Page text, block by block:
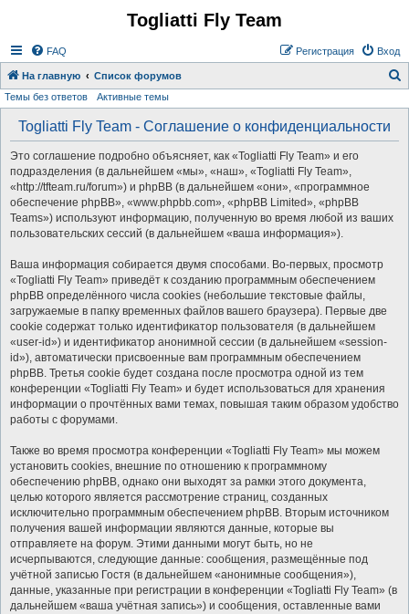
Togliatti Fly Team
FAQ Вход
Регистрация
На главную Список форумов
Темы без ответов Активные темы
Togliatti Fly Team - Соглашение о конфиденциальности
Это соглашение подробно объясняет, как «Togliatti Fly Team» и его
подразделения (в дальнейшем «мы», «наш», «Togliatti Fly Team»,
«http://tfteam.ru/forum») и phpBB (в дальнейшем «они», «программное
обеспечение phpBB», «www.phpbb.com», «phpBB Limited», «phpBB
Teams») используют информацию, полученную во время любой из ваших
пользовательских сессий (в дальнейшем «ваша информация»).
Ваша информация собирается двумя способами. Во-первых, просмотр
«Togliatti Fly Team» приведёт к созданию программным обеспечением
phpBB определённого числа cookies (небольшие текстовые файлы,
загружаемые в папку временных файлов вашего браузера). Первые две
cookie содержат только идентификатор пользователя (в дальнейшем
«user-id») и идентификатор анонимной сессии (в дальнейшем «session-
id»), автоматически присвоенные вам программным обеспечением
phpBB. Третья cookie будет создана после просмотра одной из тем
конференции «Togliatti Fly Team» и будет использоваться для хранения
информации о прочтённых вами темах, повышая таким образом удобство
работы с форумами.
Также во время просмотра конференции «Togliatti Fly Team» мы можем
установить cookies, внешние по отношению к программному
обеспечению phpBB, однако они выходят за рамки этого документа,
целью которого является рассмотрение страниц, созданных
исключительно программным обеспечением phpBB. Вторым источником
получения вашей информации являются данные, которые вы
отправляете на форум. Этими данными могут быть, но не
исчерпываются, следующие данные: сообщения, размещённые под
учётной записью Гостя (в дальнейшем «анонимные сообщения»),
данные, указанные при регистрации в конференции «Togliatti Fly Team» (в
дальнейшем «ваша учётная запись») и сообщения, оставленные вами